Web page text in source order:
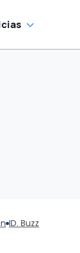
ID. Buzz